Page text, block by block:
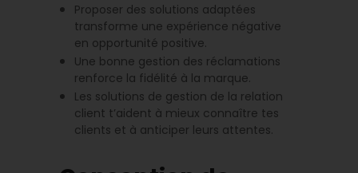
Proposer des solutions adaptées
transforme une expérience négative
en opportunité positive.
Une bonne gestion des réclamations
renforce la fidélité à la marque.
Les solutions de gestion de la relation
client t’aident à mieux connaître tes
clients et à anticiper leurs attentes.